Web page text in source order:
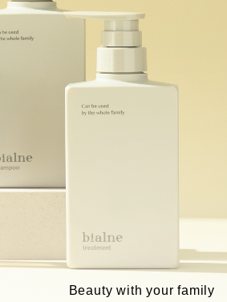
Beauty with your family